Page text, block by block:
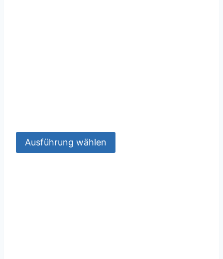
Ausführung wählen